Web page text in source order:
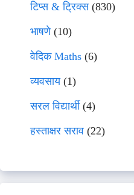
टिप्स & ट्रिक्स(830)
भाषणे(10)
वेदिक Maths (6)
व्यवसाय(1)
सरल विद्यार्थी(4)
हस्ताक्षर सराव (22)